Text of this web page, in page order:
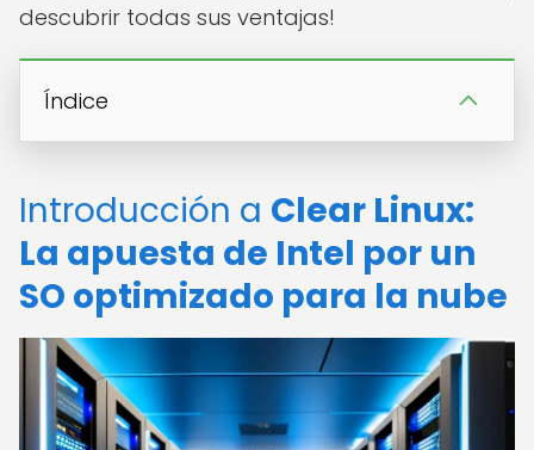
descubrir todas sus ventajas!
Índice
Introducción a Clear Linux:
La apuesta de Intel por un
SO optimizado para la nube